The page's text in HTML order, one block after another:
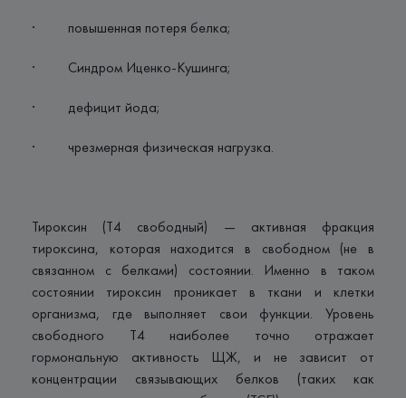
· повышенная потеря белка;
· Синдром Иценко-Кушинга;
· дефицит йода;
· чрезмерная физическая нагрузка.
Тироксин (Т4 свободный) — активная фракция
тироксина, которая находится в свободном (не в
связанном с белками) состоянии. Именно в таком
состоянии тироксин проникает в ткани и клетки
организма, где выполняет свои функции. Уровень
свободного Т4 наиболее точно отражает
гормональную активность ЩЖ, и не зависит от
концентрации связывающих белков (таких как